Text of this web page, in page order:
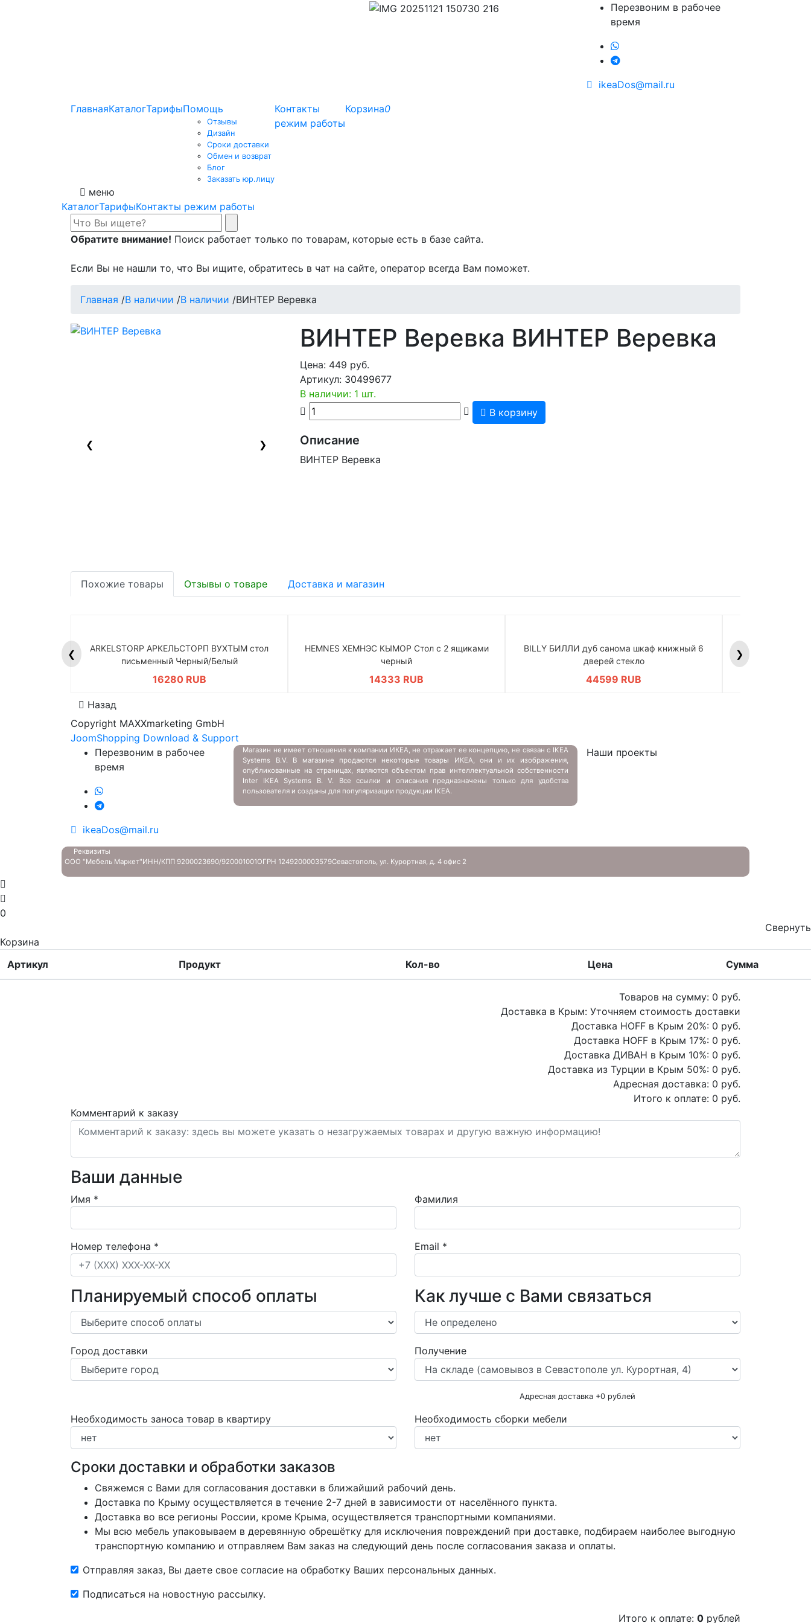
Перезвоним в рабочее
время
ikeaDos@mail.ru
ГлавнаяКаталогТарифыПомощь
Отзывы
Дизайн
Сроки доставки
Обмен и возврат
Блог
Заказать юр.лицу
Контакты
режим работы
Корзина0
меню
КаталогТарифыКонтакты режим работы
Обратите внимание! Поиск работает только по товарам, которые есть в базе сайта.
Если Вы не нашли то, что Вы ищите, обратитесь в чат на сайте, оператор всегда Вам поможет.
Главная /В наличии /В наличии /ВИНТЕР Веревка
❮ ❯
ВИНТЕР Веревка ВИНТЕР Веревка
Цена: 449 руб.
Артикул: 30499677
В наличии: 1 шт.
В корзину
Описание
ВИНТЕР Веревка
Похожие товары Отзывы о товаре Доставка и магазин
❮
ARKELSTORP АРКЕЛЬСТОРП ВУХТЫМ стол
письменный Черный/Белый
16280 RUB
HEMNES ХЕМНЭС КЫМОР Стол c 2 ящиками
черный
14333 RUB
BILLY БИЛЛИ дуб санома шкаф книжный 6
дверей стекло
44599 RUB
BILLY БИЛЛИ
❯
Назад
Copyright MAXXmarketing GmbH
JoomShopping Download & Support
Перезвоним в рабочее
время
ikeaDos@mail.ru
Магазин не имеет отношения к компании ИКЕА, не отражает ее концепцию, не связан с IKEA
Systems B.V. В магазине продаются некоторые товары ИКЕА, они и их изображения,
опубликованные на страницах, являются объектом прав интеллектуальной собственности
Inter IKEA Systems B. V. Все ссылки и описания предназначены только для удобства
пользователя и созданы для популяризации продукции IKEA.
Наши проекты
Реквизиты
ООО "Мебель Маркет"ИНН/КПП 9200023690/920001001ОГРН 1249200003579Севастополь, ул. Курортная, д. 4 офис 2
0
Свернуть
Корзина
Артикул
Продукт Кол-во Цена Сумма
Товаров на сумму: 0 руб.
Доставка в Крым: Уточняем стоимость доставки
Доставка HOFF в Крым 20%: 0 руб.
Доставка HOFF в Крым 17%: 0 руб.
Доставка ДИВАН в Крым 10%: 0 руб.
Доставка из Турции в Крым 50%: 0 руб.
Адресная доставка: 0 руб.
Итого к оплате: 0 руб.
Комментарий к заказу
Ваши данные
Имя * Фамилия
Номер телефона * Email *
Планируемый способ оплаты Как лучше с Вами связаться
Город доставки Получение
Адресная доставка +0 рублей
Необходимость заноса товар в квартиру Необходимость сборки мебели
Сроки доставки и обработки заказов
Свяжемся с Вами для согласования доставки в ближайший рабочий день.
Доставка по Крыму осуществляется в течение 2-7 дней в зависимости от населённого пункта.
Доставка во все регионы России, кроме Крыма, осуществляется транспортными компаниями.
Мы всю мебель упаковываем в деревянную обрешётку для исключения повреждений при доставке, подбираем наиболее выгодную
транспортную компанию и отправляем Вам заказ на следующий день после согласования заказа и оплаты.
Отправляя заказ, Вы даете свое согласие на обработку Ваших персональных данных.
Подписаться на новостную рассылку.
Итого к оплате: 0 рублей